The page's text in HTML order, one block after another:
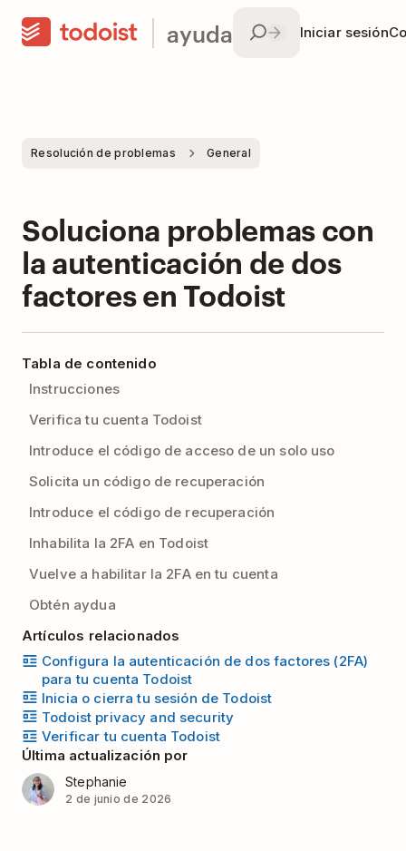
ayuda Iniciar sesión
Resolución de problemas General
Soluciona problemas con
la autenticación de dos
factores en Todoist
Tabla de contenido
Instrucciones
Verifica tu cuenta Todoist
Introduce el código de acceso de un solo uso
Solicita un código de recuperación
Introduce el código de recuperación
Inhabilita la 2FA en Todoist
Vuelve a habilitar la 2FA en tu cuenta
Obtén aydua
Artículos relacionados
Configura la autenticación de dos factores (2FA)
para tu cuenta Todoist
Inicia o cierra tu sesión de Todoist
Todoist privacy and security
Verificar tu cuenta Todoist
Última actualización por
Stephanie
2 de junio de 2026